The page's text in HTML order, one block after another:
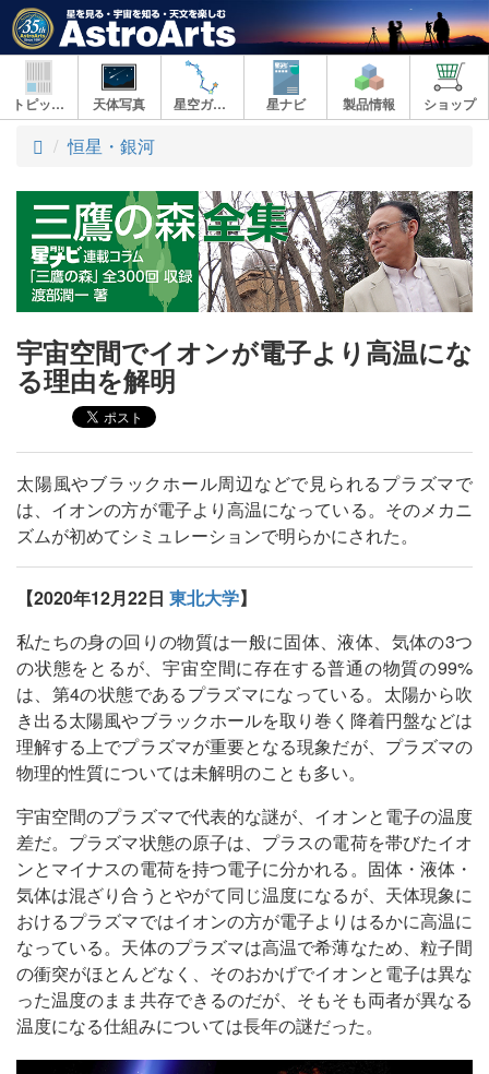
トピックス 天体写真 星空ガイド 星ナビ 製品情報 ショップ
ト
プ
恒星・銀河
宇宙空間でイオンが電子より高温にな
る理由を解明
太陽風やブラックホール周辺などで見られるプラズマで
は、イオンの方が電子より高温になっている。そのメカニ
ズムが初めてシミュレーションで明らかにされた。
【2020年12月22日 東北大学】
私たちの身の回りの物質は一般に固体、液体、気体の3つ
の状態をとるが、宇宙空間に存在する普通の物質の99%
は、第4の状態であるプラズマになっている。太陽から吹
き出る太陽風やブラックホールを取り巻く降着円盤などは
理解する上でプラズマが重要となる現象だが、プラズマの
物理的性質については未解明のことも多い。
宇宙空間のプラズマで代表的な謎が、イオンと電子の温度
差だ。プラズマ状態の原子は、プラスの電荷を帯びたイオ
ンとマイナスの電荷を持つ電子に分かれる。固体・液体・
気体は混ざり合うとやがて同じ温度になるが、天体現象に
おけるプラズマではイオンの方が電子よりはるかに高温に
なっている。天体のプラズマは高温で希薄なため、粒子間
の衝突がほとんどなく、そのおかげでイオンと電子は異な
った温度のまま共存できるのだが、そもそも両者が異なる
温度になる仕組みについては長年の謎だった。